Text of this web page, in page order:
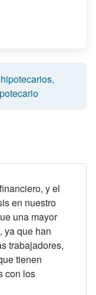
,
y el
en nuestro
una mayor
ya que han
trabajadores,
tienen
con los